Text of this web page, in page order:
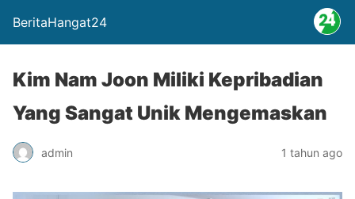
BeritaHangat24
Kim Nam Joon Miliki Kepribadian
Yang Sangat Unik Mengemaskan
admin 1 tahun ago